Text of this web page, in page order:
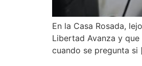
En la Casa Rosada,
Libertad Avanza y que
cuando se pregunta si